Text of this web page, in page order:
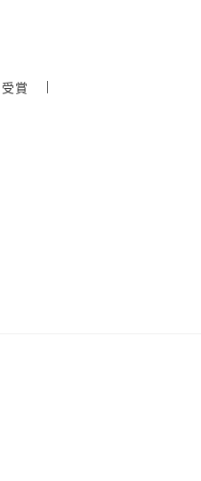
受賞